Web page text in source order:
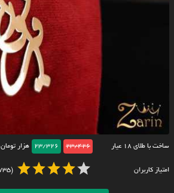
ساخت با طلای ۱۸ عیار 23/426
23/326 هزار تومان
امتیاز کاربران (735)